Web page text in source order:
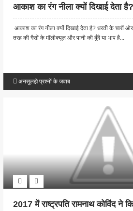
आकाश का रंग नीला क्यों दिखाई देता है?
आकाश का रंग नीला क्यों दिखाई देता है? धरती के चारों
तरह की गैसों के मॉलीक्यूल और पानी की बूँदें या भाप है...
अनसुलझे प्रश्नों के जवाब
2017 में राष्ट्रपति रामनाथ कोविंद ने